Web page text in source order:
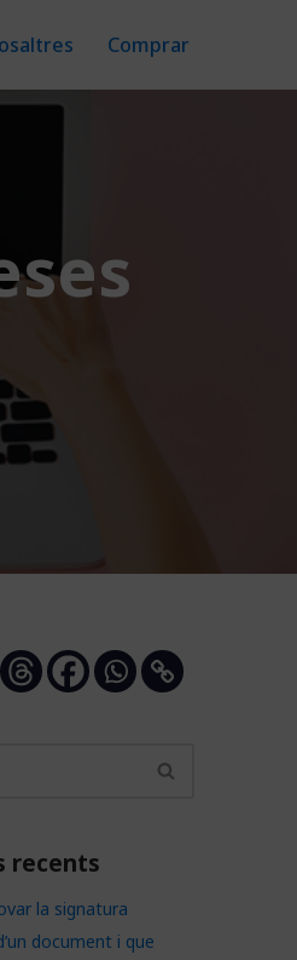
Comprar
recents
la signatura
document i que